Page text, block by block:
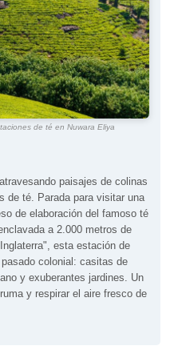
de té en Nuwara Eliya
paisajes de colinas
de té. Parada para visitar una
de elaboración del famoso té
a 2.000 metros de
esta estación de
colonial: casitas de
y exuberantes jardines. Un
y respirar el aire fresco de